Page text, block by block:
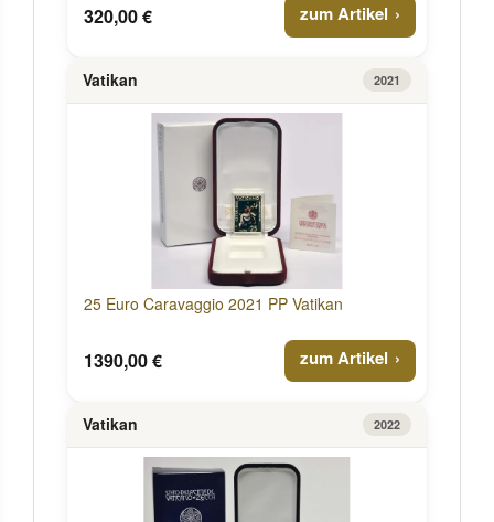
320,00 € zum Artikel
Vatikan 2021
25 Euro Caravaggio 2021 PP Vatikan
1390,00 € zum Artikel
Vatikan 2022